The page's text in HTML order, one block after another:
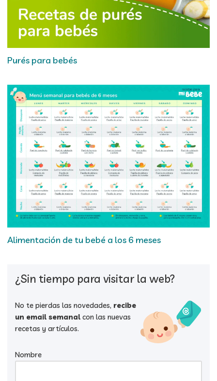
Purés para bebés
Alimentación de tu bebé a los 6 meses
¿Sin tiempo para visitar la web?
No te pierdas las novedades, recibe
un email semanal con las nuevas
recetas y artículos.
Nombre